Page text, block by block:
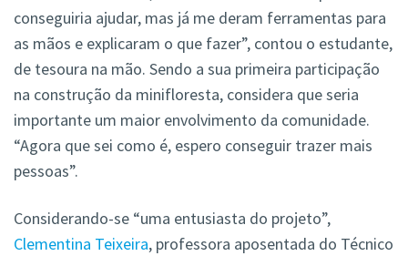
conseguiria ajudar, mas já me deram ferramentas para
as mãos e explicaram o que fazer”, contou o estudante,
de tesoura na mão. Sendo a sua primeira participação
na construção da minifloresta, considera que seria
importante um maior envolvimento da comunidade.
“Agora que sei como é, espero conseguir trazer mais
pessoas”.
Considerando-se “uma entusiasta do projeto”,
Clementina Teixeira, professora aposentada do Técnico